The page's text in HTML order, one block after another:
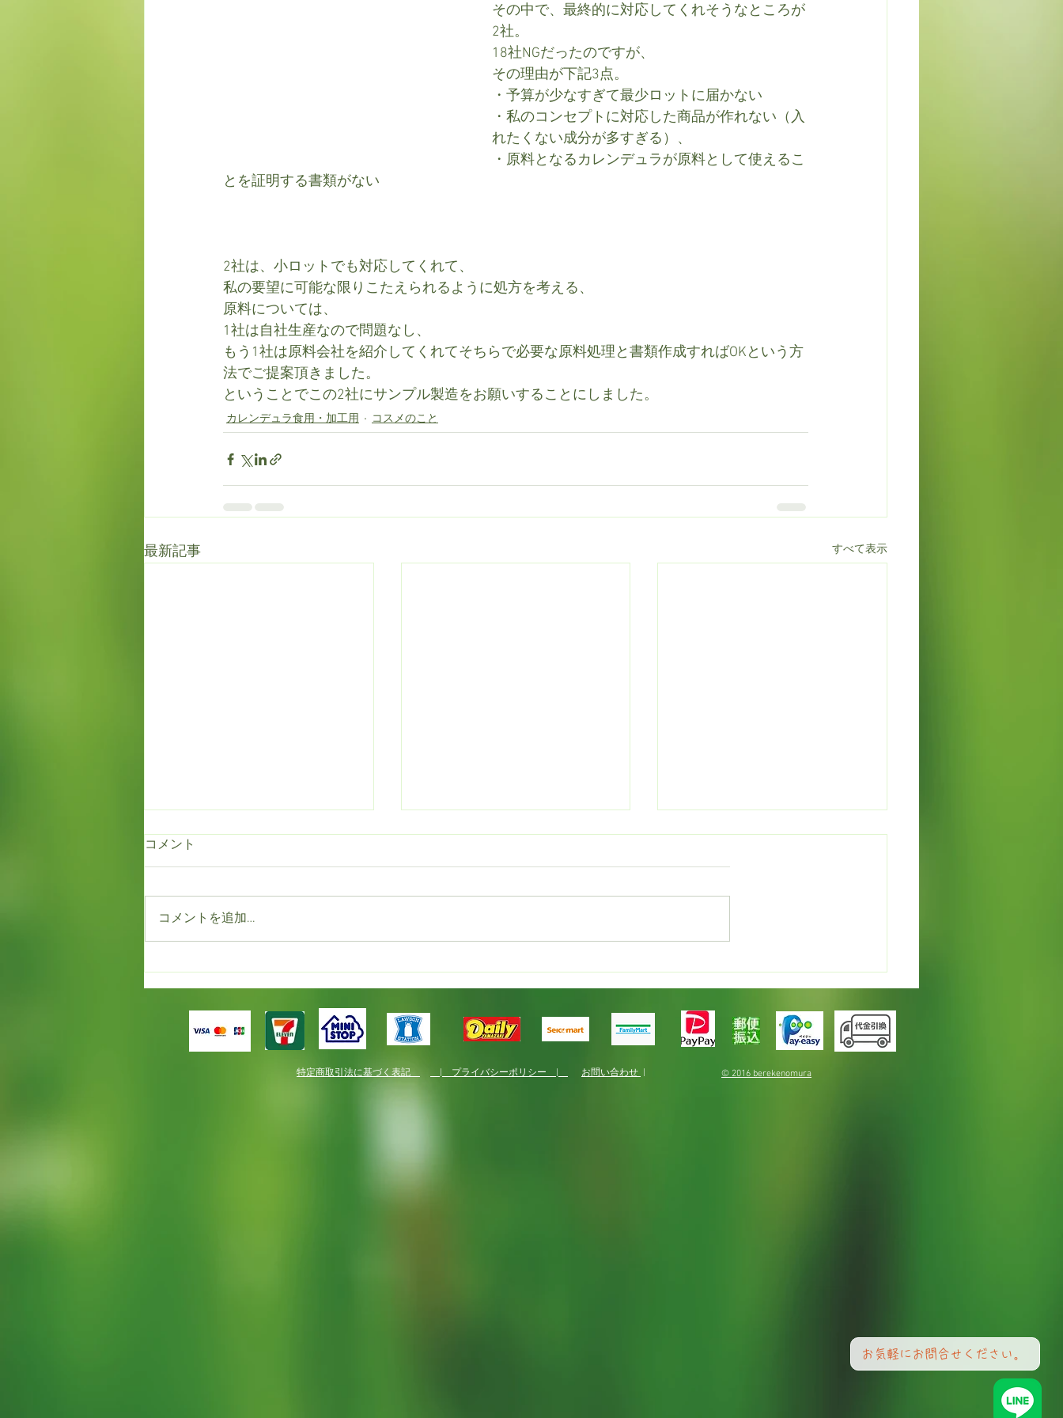
その中で、最終的に対応してくれそうなところが
2社。
18社NGだったのですが、
その理由が下記3点。
・予算が少なすぎて最少ロットに届かない
・私のコンセプトに対応した商品が作れない（入
れたくない成分が多すぎる）、
・原料となるカレンデュラが原料として使えるこ
とを証明する書類がない
2社は、小ロットでも対応してくれて、
私の要望に可能な限りこたえられるように処方を考える、
原料については、
1社は自社生産なので問題なし、
もう1社は原料会社を紹介してくれてそちらで必要な原料処理と書類作成すればOKという方
法でご提案頂きました。
ということでこの2社にサンプル製造をお願いすることにしました。
カレンデュラ食用・加工用 コスメのこと
最新記事 すべて表示
新規就農者研修
くり
コメント
コメントを追加…
お気軽にお問合せください。
特定商取引法に基づく表記 | プライバシーポリシー | © 2016 berekenomura
お問い合わせ